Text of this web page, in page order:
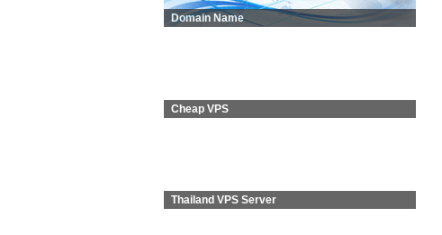
Domain Name
Cheap VPS
Thailand VPS Server